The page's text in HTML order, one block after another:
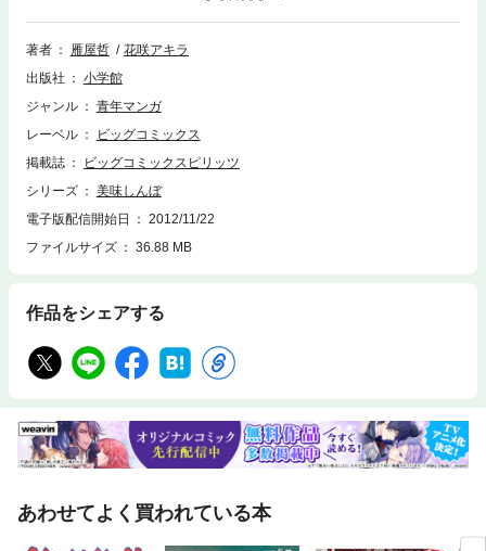
干しの製造方法にあった……。
著者 雁屋哲
花咲アキラ
出版社
小学館
ジャンル
青年マンガ
レーベル
ビッグコミックス
掲載誌
ビッグコミックスピリッツ
シリーズ
美味しんぼ
電子版配信開始日
2012/11/22
ファイルサイズ
36.88 MB
作品をシェアする
あわせてよく買われている本